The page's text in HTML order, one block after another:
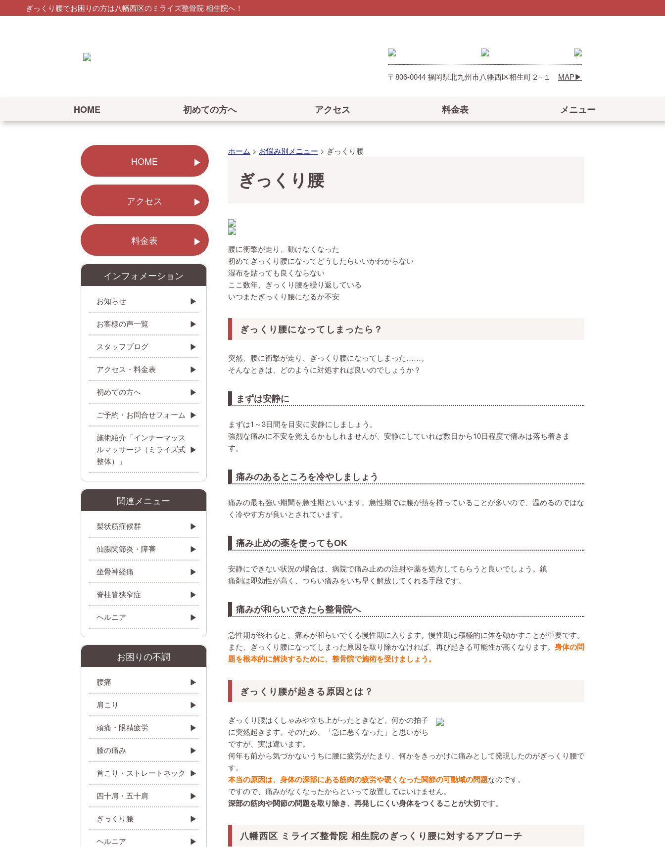
ぎっくり腰でお困りの方は八幡西区のミライズ整骨院 相生院へ！
〒806-0044 福岡県北九州市八幡西区相生町２−１ MAP
HOME 初めての方へ アクセス 料金表 メニュー
ホーム > お悩み別メニュー > ぎっくり腰
ぎっくり腰
腰に衝撃が走り、動けなくなった
初めてぎっくり腰になってどうしたらいいかわからない
湿布を貼っても良くならない
ここ数年、ぎっくり腰を繰り返している
いつまたぎっくり腰になるか不安
ぎっくり腰になってしまったら？
突然、腰に衝撃が走り、ぎっくり腰になってしまった……。
そんなときは、どのように対処すれば良いのでしょうか？
まずは安静に
まずは1～3日間を目安に安静にしましょう。
強烈な痛みに不安を覚えるかもしれませんが、安静にしていれば数日から10日程度で痛みは落ち着きま
す。
痛みのあるところを冷やしましょう
痛みの最も強い期間を急性期といいます。急性期では腰が熱を持っていることが多いので、温めるのではな
く冷やす方が良いとされています。
痛み止めの薬を使ってもOK
安静にできない状況の場合は、病院で痛み止めの注射や薬を処方してもらうと良いでしょう。鎮
痛剤は即効性が高く、つらい痛みをいち早く解放してくれる手段です。
痛みが和らいできたら整骨院へ
急性期が終わると、痛みが和らいでくる慢性期に入ります。慢性期は積極的に体を動かすことが重要です。
また、ぎっくり腰になってしまった原因を取り除かなければ、再び起きる可能性が高くなります。 身体の問
題を根本的に解決するために、整骨院で施術を受けましょう。
ぎっくり腰が起きる原因とは？
ぎっくり腰はくしゃみや立ち上がったときなど、何かの拍子
に突然起きます。そのため、「急に悪くなった」と思いがち
ですが、実は違います。
何年も前から気づかないうちに腰に疲労がたまり、何かをきっかけに痛みとして発現したのがぎっくり腰で
す。
本当の原因は、身体の深部にある筋肉の疲労や硬くなった関節の可動域の問題なのです。
ですので、痛みがなくなったからといって放置してはいけません。
深部の筋肉や関節の問題を取り除き、再発しにくい身体をつくることが大切です。
八幡西区 ミライズ整骨院 相生院のぎっくり腰に対するアプローチ
HOME
アクセス
料金表
インフォメーション
お知らせ
お客様の声一覧
スタッフブログ
アクセス・料金表
初めての方へ
ご予約・お問合せフォーム
施術紹介「インナーマッス
ルマッサージ（ミライズ式
整体）」
関連メニュー
梨状筋症候群
仙腸関節炎・障害
坐骨神経痛
脊柱管狭窄症
ヘルニア
お困りの不調
腰痛
肩こり
頭痛・眼精疲労
膝の痛み
首こり・ストレートネック
四十肩・五十肩
ぎっくり腰
ヘルニア